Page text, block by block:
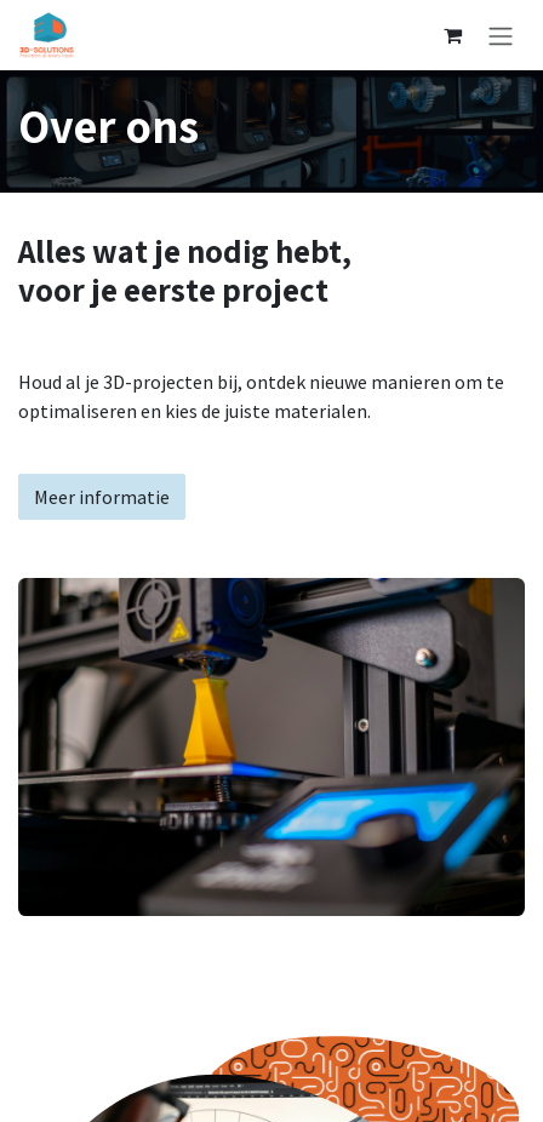
Overslaan naar inhoud
Over ons
Alles wat je nodig hebt,
voor je eerste project
Houd al je 3D-projecten bij, ontdek nieuwe manieren om te
optimaliseren en kies de juiste materialen.
Meer informatie